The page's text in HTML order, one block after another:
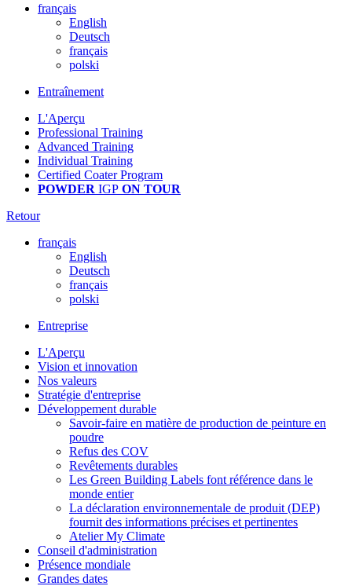
français
English
Deutsch
français
polski
Entraînement
L'Aperçu
Professional Training
Advanced Training
Individual Training
Certified Coater Program
POWDER IGP ON TOUR
Retour
français
English
Deutsch
français
polski
Entreprise
L'Aperçu
Vision et innovation
Nos valeurs
Stratégie d'entreprise
Développement durable
Savoir-faire en matière de production de peinture en
poudre
Refus des COV
Revêtements durables
Les Green Building Labels font référence dans le
monde entier
La déclaration environnementale de produit (DEP)
fournit des informations précises et pertinentes
Atelier My Climate
Conseil d'administration
Présence mondiale
Grandes dates